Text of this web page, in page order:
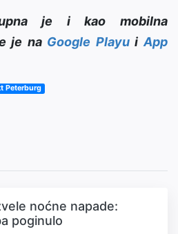
je i kao mobilna
je na Google PlayuiApp
Peterburg
noćne napade:
poginulo